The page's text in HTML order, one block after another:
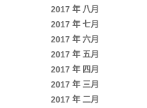
2017 年 八月
2017 年 七月
2017 年 六月
2017 年 五月
2017 年 四月
2017 年 三月
2017 年 二月